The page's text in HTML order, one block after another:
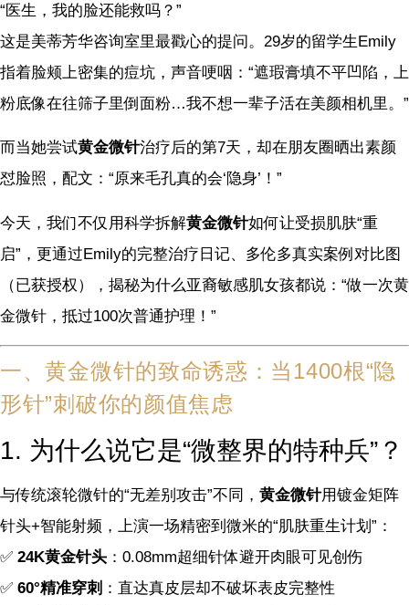
“医生，我的脸还能救吗？”
这是美蒂芳华咨询室里最戳心的提问。29岁的留学生Emily
指着脸颊上密集的痘坑，声音哽咽：“遮瑕膏填不平凹陷，上
粉底像在往筛子里倒面粉…我不想一辈子活在美颜相机里。”
而当她尝试黄金微针治疗后的第7天，却在朋友圈晒出素颜
怼脸照，配文：“原来毛孔真的会‘隐身’！”
今天，我们不仅用科学拆解黄金微针如何让受损肌肤“重
启”，更通过Emily的完整治疗日记、多伦多真实案例对比图
（已获授权），揭秘为什么亚裔敏感肌女孩都说：“做一次黄
金微针，抵过100次普通护理！”
一、黄金微针的致命诱惑：当1400根“隐
形针”刺破你的颜值焦虑
1. 为什么说它是“微整界的特种兵”？
与传统滚轮微针的“无差别攻击”不同， 黄金微针用镀金矩阵
针头+智能射频，上演一场精密到微米的“肌肤重生计划”：
✅ 24K黄金针头 ：0.08mm超细针体避开肉眼可见创伤
✅ 60°精准穿刺 ：直达真皮层却不破坏表皮完整性